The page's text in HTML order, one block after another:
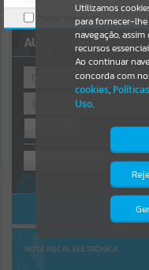
NOTÍCIAS
AUTOATENDIMENTO
NOTA FISCAL ELETRÔNICA
Utilizamos
para fornecer-
navegação,
recursos
Ao continuar
concorda com
cookies,
Uso.
Isto significa
Marcar como lido.